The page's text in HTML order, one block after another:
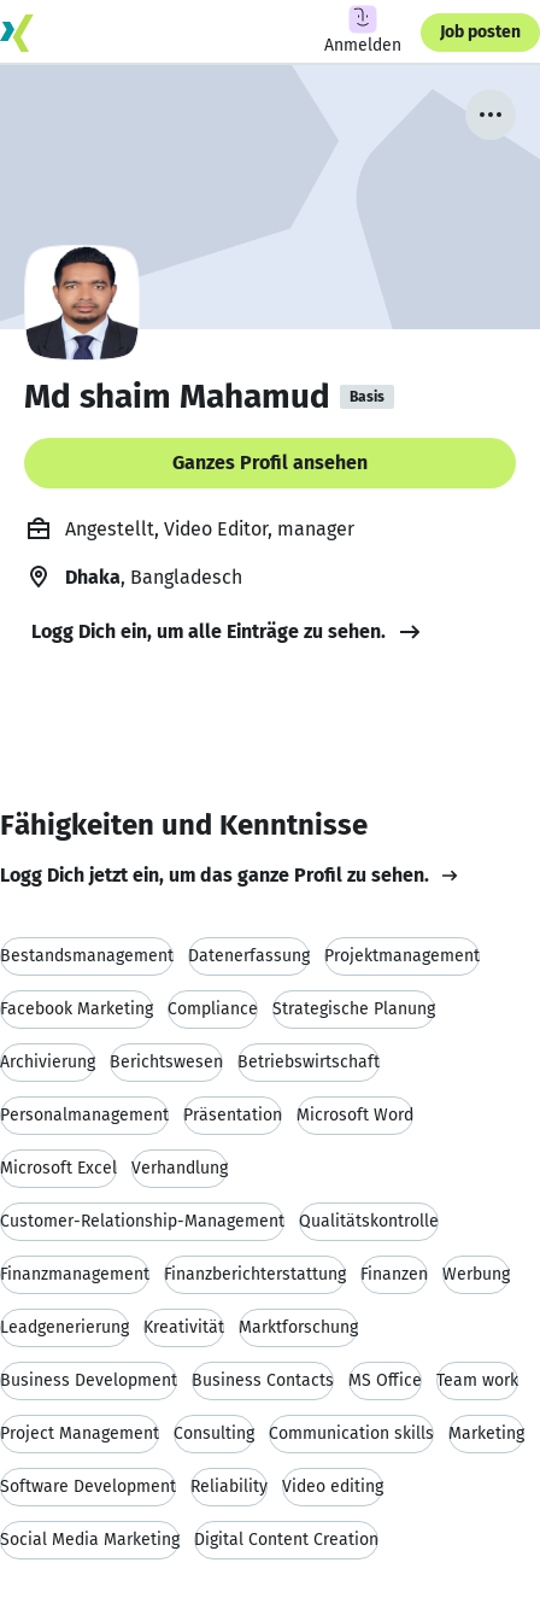
Anmelden
Job posten
Md shaim Mahamud Basis
Ganzes Profil ansehen
Angestellt, Video Editor, manager
Dhaka, Bangladesch
Logg Dich ein, um alle Einträge zu sehen.
Fähigkeiten und Kenntnisse
Logg Dich jetzt ein, um das ganze Profil zu sehen.
Bestandsmanagement Datenerfassung Projektmanagement
Facebook Marketing Compliance Strategische Planung
Archivierung Berichtswesen Betriebswirtschaft
Personalmanagement Präsentation Microsoft Word
Microsoft Excel Verhandlung
Customer-Relationship-Management Qualitätskontrolle
Finanzmanagement Finanzberichterstattung Finanzen Werbung
Leadgenerierung Kreativität Marktforschung
Business Development Business Contacts MS Office Team work
Project Management Consulting Communication skills Marketing
Software Development Reliability Video editing
Social Media Marketing Digital Content Creation